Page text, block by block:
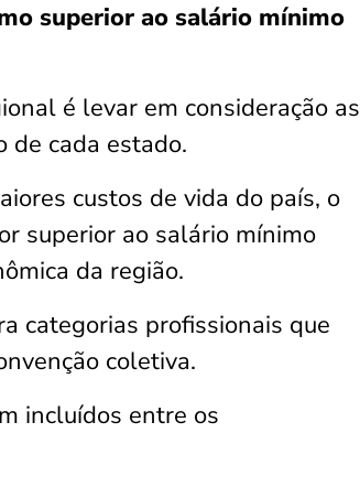
superior ao salário mínimo
é levar em consideração as
de cada estado.
custos de vida do país, o
superior ao salário mínimo
da região.
categorias profissionais que
coletiva.
incluídos entre os